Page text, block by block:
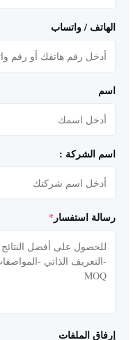
الهاتف / واتساب
اسم
اسم الشركة :
رسالة استفسار*
إرفاق الملفات